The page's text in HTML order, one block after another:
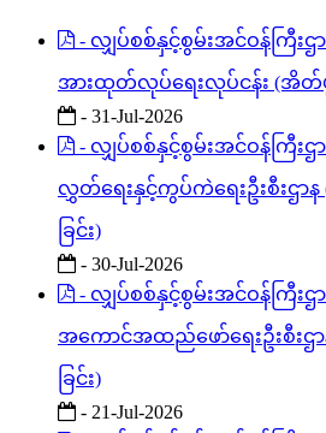
- လျှပ်စစ်နှင့်စွမ်းအင်ဝန်ကြီးဌ
အားထုတ်လုပ်ရေးလုပ်ငန်း (အိတ်ဖွ
- 31-Jul-2026
- လျှပ်စစ်နှင့်စွမ်းအင်ဝန်ကြီးဌ
လွှတ်ရေးနှင့်ကွပ်ကဲရေးဦးစီးဌာ
ခြင်း)
- 30-Jul-2026
- လျှပ်စစ်နှင့်စွမ်းအင်ဝန်ကြီးဌ
အကောင်အထည်ဖော်ရေးဦးစီးဌ
ခြင်း)
- 21-Jul-2026